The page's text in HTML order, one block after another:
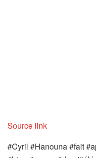
Source link
#Cyril #Hanouna #fait